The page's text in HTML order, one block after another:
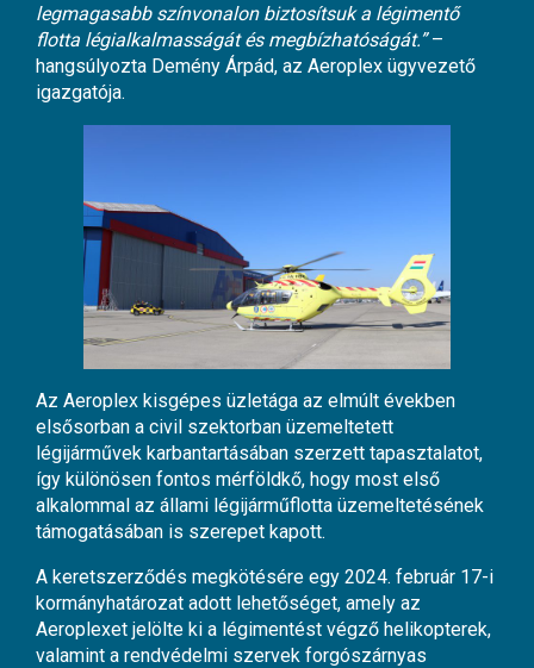
legmagasabb színvonalon biztosítsuk a légimentő
flotta légialkalmasságát és megbízhatóságát.”–
hangsúlyozta Demény Árpád, az Aeroplex ügyvezető
igazgatója.
Az Aeroplex kisgépes üzletága az elmúlt években
elsősorban a civil szektorban üzemeltetett
légijárművek karbantartásában szerzett tapasztalatot,
így különösen fontos mérföldkő, hogy most első
alkalommal az állami légijárműflotta üzemeltetésének
támogatásában is szerepet kapott.
A keretszerződés megkötésére egy 2024. február 17-i
kormányhatározat adott lehetőséget, amely az
Aeroplexet jelölte ki a légimentést végző helikopterek,
valamint a rendvédelmi szervek forgószárnyas